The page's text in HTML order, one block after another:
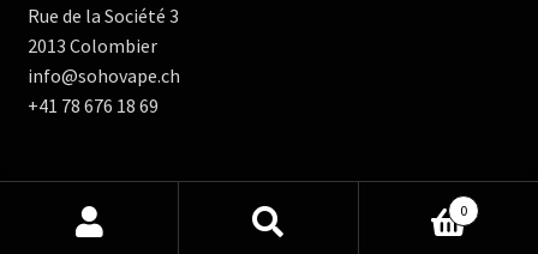
Rue de la Société 3
2013 Colombier
info@sohovape.ch
+41 78 676 18 69
0